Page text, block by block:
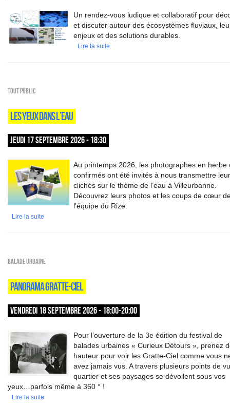
Un rendez-vous ludique et collaboratif pour
et discuter autour des écosystèmes fluviaux,
enjeux et des solutions durables.
Lire la suite
Tout public
LES YEUX DANS L’EAU
JEUDI 17 SEPTEMBRE 2026 - 18:30
Au printemps 2026, les photographes en herbe
confirmés ont été invités à nous transmettre
clichés sur le thème de l’eau à Villeurbanne.
Découvrez leurs photos et les coups de cœur
l’équipe du Rize.
Lire la suite
Balade urbaine
PANORAMA GRATTE-CIEL
VENDREDI 18 SEPTEMBRE 2026 - 18:00-20:00
Pour l’ouverture de la 3e édition du festival de
balades urbaines « Curieux Détours », prenez
hauteur pour voir les Gratte-Ciel comme vous
avez jamais vus. A travers plusieurs points de
quartier et ses paysages se dévoilent sous vos
yeux…parfois même à 360 ° !
Lire la suite